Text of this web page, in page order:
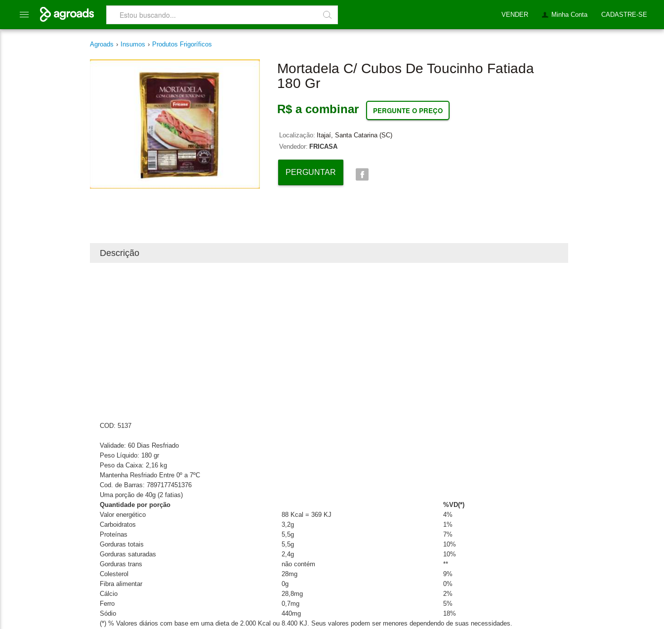
VENDER Minha Conta CADASTRE-SE
Agroads › Insumos › Produtos Frigoríficos
Mortadela C/ Cubos De Toucinho Fatiada
180 Gr
R$ a combinar PERGUNTE O PREÇO
Localização: Itajaí, Santa Catarina (SC)
Vendedor: FRICASA
PERGUNTAR
Descrição
COD: 5137
Validade: 60 Dias Resfriado
Peso Líquido: 180 gr
Peso da Caixa: 2,16 kg
Mantenha Resfriado Entre 0º a 7ºC
Cod. de Barras: 7897177451376
Uma porção de 40g (2 fatias)
Quantidade por porção
%VD(*)
Valor energético
88 Kcal = 369 KJ
4%
Carboidratos
3,2g
1%
Proteínas
5,5g
7%
Gorduras totais
5,5g
10%
Gorduras saturadas
2,4g
10%
Gorduras trans
não contém
**
Colesterol
28mg
9%
Fibra alimentar
0g
0%
Cálcio
28,8mg
2%
Ferro
0,7mg
5%
Sódio
440mg
18%
(*) % Valores diários com base em uma dieta de 2.000 Kcal ou 8.400 KJ. Seus valores podem ser menores dependendo de suas necessidades.